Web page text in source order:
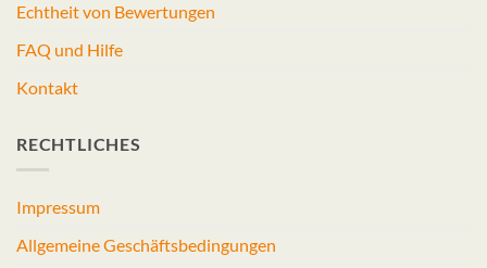
Echtheit von Bewertungen
FAQ und Hilfe
Kontakt
RECHTLICHES
Impressum
Allgemeine Geschäftsbedingungen